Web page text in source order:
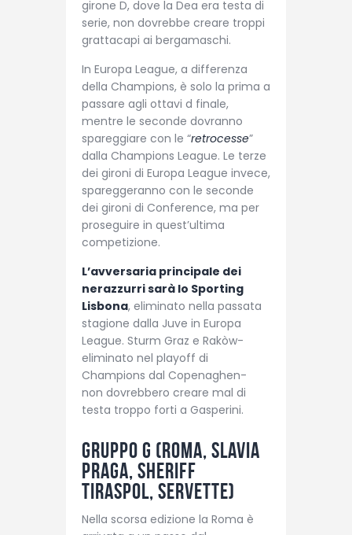
girone D, dove la Dea era testa di
serie, non dovrebbe creare troppi
grattacapi ai bergamaschi.
In Europa League, a differenza
della Champions, è solo la prima a
passare agli ottavi d finale,
mentre le seconde dovranno
spareggiare con le “retrocesse”
dalla Champions League. Le terze
dei gironi di Europa League invece,
spareggeranno con le seconde
dei gironi di Conference, ma per
proseguire in quest’ultima
competizione.
L’avversaria principale dei
nerazzurri sarà lo Sporting
Lisbona, eliminato nella passata
stagione dalla Juve in Europa
League. Sturm Graz e Rakòw-
eliminato nel playoff di
Champions dal Copenaghen-
non dovrebbero creare mal di
testa troppo forti a Gasperini.
Gruppo G (Roma, Slavia
Praga, Sheriff
Tiraspol, Servette)
Nella scorsa edizione la Roma è